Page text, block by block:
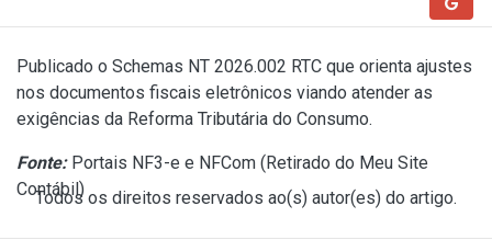
Publicado o Schemas NT 2026.002 RTC que orienta ajustes
nos documentos fiscais eletrônicos viando atender as
exigências da Reforma Tributária do Consumo.
Fonte:Portais NF3-e e NFCom (Retirado do Meu Site
Contábil)
Todos os direitos reservados ao(s) autor(es) do artigo.